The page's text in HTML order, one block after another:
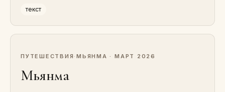
текст
ПУТЕШЕСТВИЯ ·МЬЯНМА · МАРТ 2026
Мьянма